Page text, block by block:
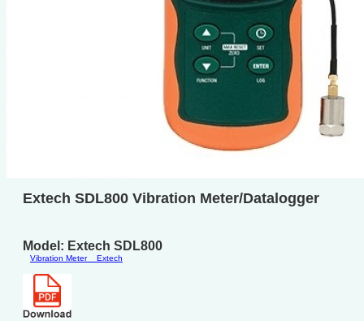
Extech SDL800 Vibration Meter/Datalogger
Model: Extech SDL800
Vibration Meter Extech